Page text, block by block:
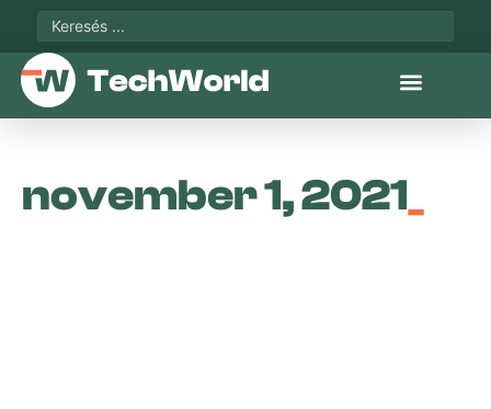
november 1, 2021